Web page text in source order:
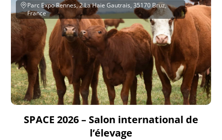
Parc Expo Rennes, 2 La Haie Gautrais, 35170 Bruz,
France
SPACE 2026 – Salon international de
l’élevage